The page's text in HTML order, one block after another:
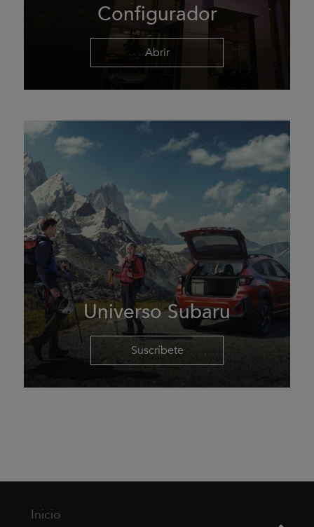
Configurador
Abrir
Universo Subaru
Suscríbete
Inicio